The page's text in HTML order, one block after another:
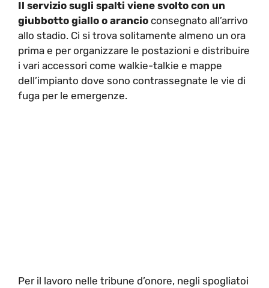
Il servizio sugli spalti viene svolto con un
giubbotto giallo o arancio consegnato all’arrivo
allo stadio. Ci si trova solitamente almeno un ora
prima e per organizzare le postazioni e distribuire
i vari accessori come walkie-talkie e mappe
dell’impianto dove sono contrassegnate le vie di
fuga per le emergenze.
Per il lavoro nelle tribune d’onore, negli spogliatoi